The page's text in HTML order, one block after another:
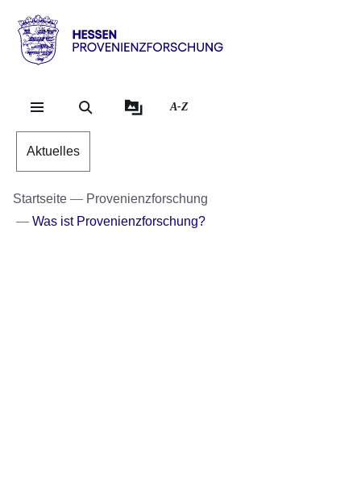
Direkt zum Kopf der
Direkt zum Inhalt
Direkt zum Fuß der
Hessen
Provenienzforschung
A-Z
Aktuelles
Startseite
Provenienzforschung
Was ist Provenienzforschung?